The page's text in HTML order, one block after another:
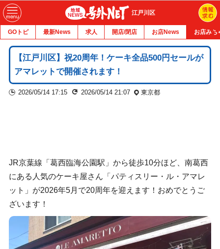
江戸川区
GOトピ 最新News 求人 開店/閉店 お店News お店みち
【江戸川区】祝20周年！ケーキ全品500円セールが
アマレットで開催されます！
2026/05/14 17:15 2026/05/14 21:07 東京都
JR京葉線「葛西臨海公園駅」から徒歩10分ほど、南葛西
にある人気のケーキ屋さん「パティスリー・ル・アマレ
ット」が2026年5月で20周年を迎えます！おめでとうご
ざいます！